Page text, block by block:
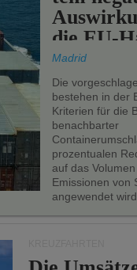
die EU-
Madrid
Die
bestehen in der
Kriterien für die
benachbarter
prozentualen
auf das
Emissionen von
angewendet